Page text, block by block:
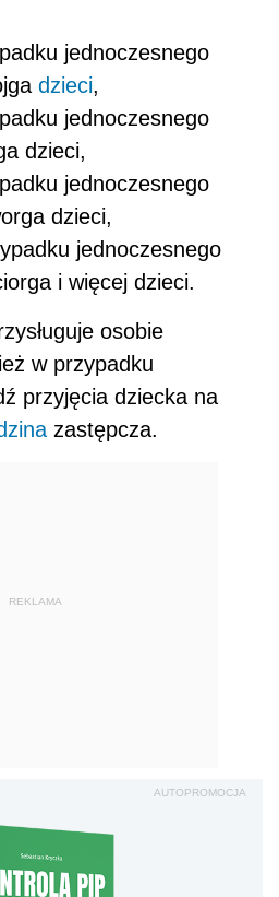
jednoczesnego
dzieci,
jednoczesnego
dzieci,
jednoczesnego
dzieci,
jednoczesnego
i więcej dzieci.
osobie
w przypadku
przyjęcia dziecka na
zastępcza.
REKLAMA
AUTOPROMOCJA